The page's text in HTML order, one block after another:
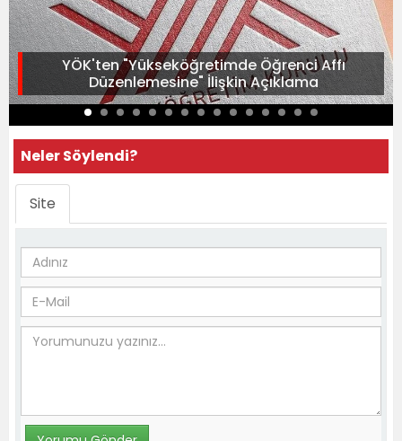
YÖK'ten "Yükseköğretimde Öğrenci Affı
Düzenlemesine" İlişkin Açıklama
Neler Söylendi?
Site